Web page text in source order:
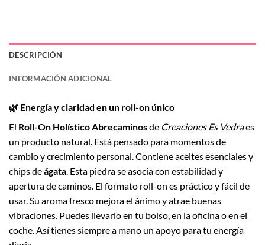
DESCRIPCIÓN
INFORMACIÓN ADICIONAL
🌿 Energía y claridad en un roll-on único
El Roll-On Holístico Abrecaminosde Creaciones Es Vedraes
un producto natural. Está pensado para momentos de
cambio y crecimiento personal. Contiene aceites esenciales y
chips deágata. Esta piedra se asocia con estabilidad y
apertura de caminos. El formato roll-on es práctico y fácil de
usar. Su aroma fresco mejora el ánimo y atrae buenas
vibraciones. Puedes llevarlo en tu bolso, en la oficina o en el
coche. Así tienes siempre a mano un apoyo para tu energía